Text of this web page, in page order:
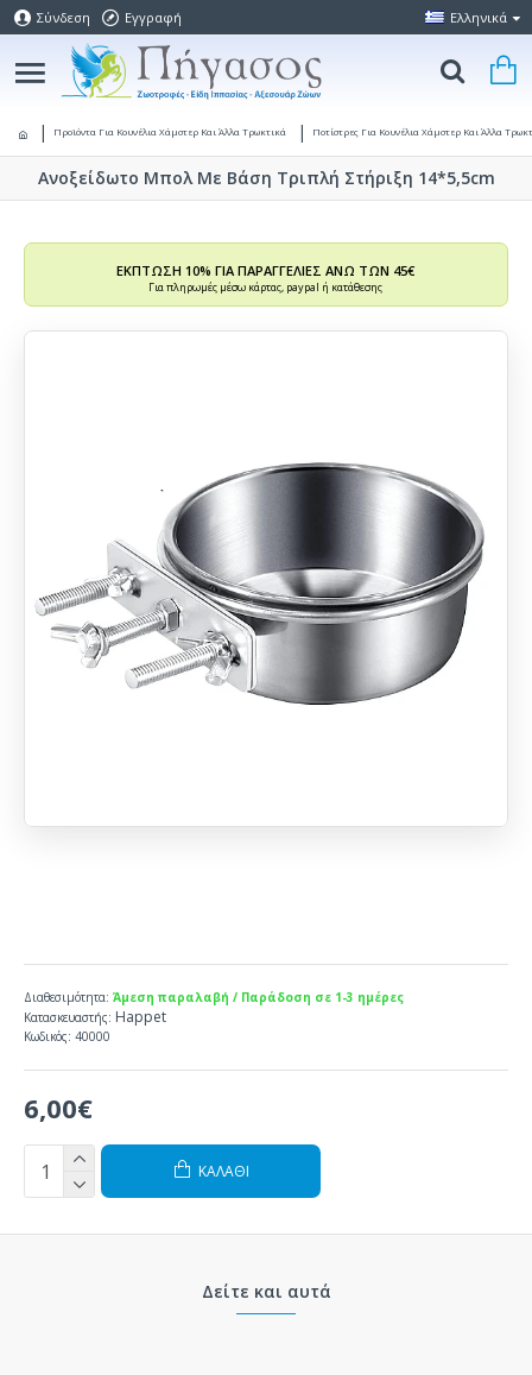
Σύνδεση Εγγραφή Ελληνικά
Προϊόντα Για Κουνέλια Χάμστερ Και Άλλα Τρωκτικά Ποτίστρες Για Κουνέλια Χάμστερ Kαι Άλλα
Ανοξείδωτο Μπολ Με Βάση Τριπλή Στήριξη 14*5,5cm
ΕΚΠΤΩΣΗ 10% ΓΙΑ ΠΑΡΑΓΓΕΛΙΕΣ ΑΝΩ ΤΩΝ 45€
Για πληρωμές μέσω κάρτας, paypal ή κατάθεσης
6,00€
Διαθεσιμότητα: Άμεση παραλαβή / Παράδοση σε 1-3 ημέρες
Κατασκευαστής: Happet
Κωδικός: 40000
ΚΑΛΆΘΙ
Δείτε και αυτά